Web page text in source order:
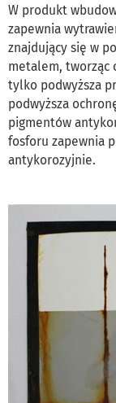
W produkt
zapewnia
znajdujący się w
metalem, tworząc
tylko podwyższa
podwyższa
pigmentów
fosforu zapewnia
antykorozyjnie.